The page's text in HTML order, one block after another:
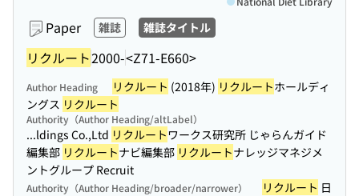
Paper 雑誌 雑誌タイトル
リクルート2000-<Z71-E660>
Author Heading リクルート (2018年) リクルートホールディ
ングス リクルート
Authority（Author Heading/altLabel）
...ldings Co.,Ltd リクルートワークス研究所 じゃらんガイド
編集部 リクルートナビ編集部 リクルートナレッジマネジメ
ントグループ Recruit
Authority（Author Heading/broader/narrower） リクルート 日